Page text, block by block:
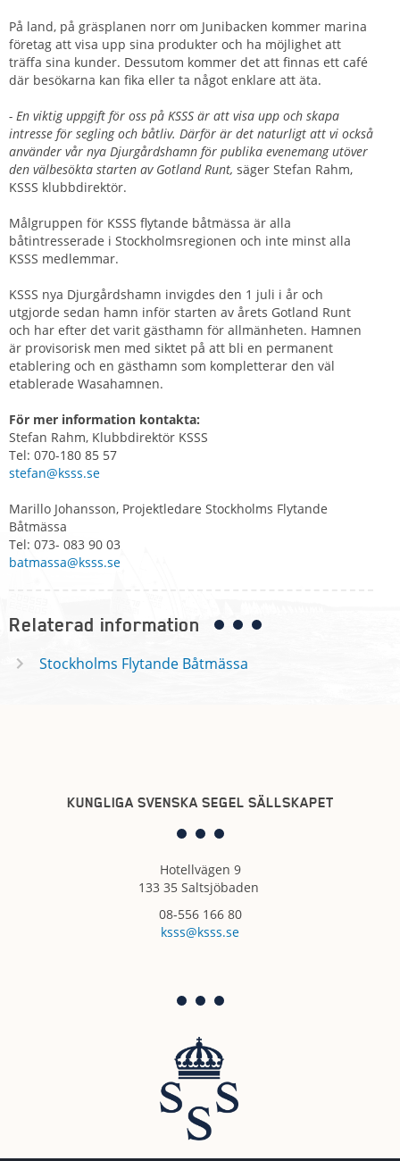
På land, på gräsplanen norr om Junibacken kommer marina
företag att visa upp sina produkter och ha möjlighet att
träffa sina kunder. Dessutom kommer det att finnas ett café
där besökarna kan fika eller ta något enklare att äta.
- En viktig uppgift för oss på KSSS är att visa upp och skapa
intresse för segling och båtliv. Därför är det naturligt att vi också
använder vår nya Djurgårdshamn för publika evenemang utöver
den välbesökta starten av Gotland Runt, säger Stefan Rahm,
KSSS klubbdirektör.
Målgruppen för KSSS flytande båtmässa är alla
båtintresserade i Stockholmsregionen och inte minst alla
KSSS medlemmar.
KSSS nya Djurgårdshamn invigdes den 1 juli i år och
utgjorde sedan hamn inför starten av årets Gotland Runt
och har efter det varit gästhamn för allmänheten. Hamnen
är provisorisk men med siktet på att bli en permanent
etablering och en gästhamn som kompletterar den väl
etablerade Wasahamnen.
För mer information kontakta:
Stefan Rahm, Klubbdirektör KSSS
Tel: 070-180 85 57
stefan@ksss.se
Marillo Johansson, Projektledare Stockholms Flytande
Båtmässa
Tel: 073- 083 90 03
batmassa@ksss.se
Relaterad information
Stockholms Flytande Båtmässa
KUNGLIGA SVENSKA SEGEL SÄLLSKAPET
Hotellvägen 9
133 35 Saltsjöbaden
08-556 166 80
ksss@ksss.se